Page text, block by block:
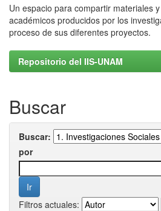
Un espacio para compartir materiales
académicos producidos por los
proceso de sus diferentes proyectos.
Repositorio del IIS-UNAM
Buscar
Buscar:
por
Filtros actuales: